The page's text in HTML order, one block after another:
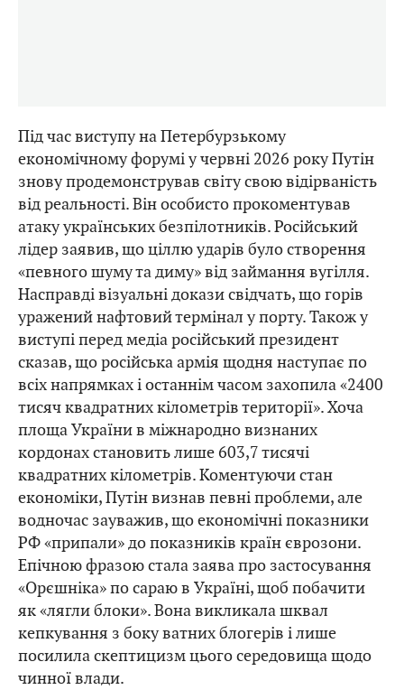
Під час виступу на Петербурзькому
економічному форумі у червні 2026 року Путін
знову продемонстрував світу свою відірваність
від реальності. Він особисто прокоментував
атаку українських безпілотників. Російський
лідер заявив, що ціллю ударів було створення
«певного шуму та диму» від займання вугілля.
Насправді візуальні докази свідчать, що горів
уражений нафтовий термінал у порту. Також у
виступі перед медіа російський президент
сказав, що російська армія щодня наступає по
всіх напрямках і останнім часом захопила «2400
тисяч квадратних кілометрів території». Хоча
площа України в міжнародно визнаних
кордонах становить лише 603,7 тисячі
квадратних кілометрів. Коментуючи стан
економіки, Путін визнав певні проблеми, але
водночас зауважив, що економічні показники
РФ «припали» до показників країн єврозони.
Епічною фразою стала заява про застосування
«Орєшніка» по сараю в Україні, щоб побачити
як «лягли блоки». Вона викликала шквал
кепкування з боку ватних блогерів і лише
посилила скептицизм цього середовища щодо
чинної влади.